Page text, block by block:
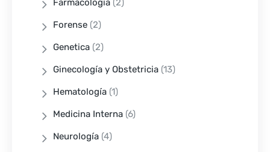
Forense (2)
Genetica (2)
Ginecología y Obstetricia (13)
Hematología (1)
Medicina Interna (6)
Neurología (4)